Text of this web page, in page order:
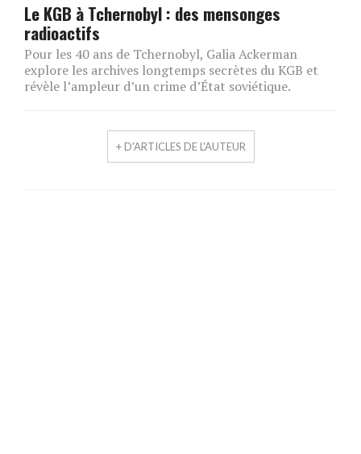
Le KGB à Tchernobyl : des mensonges
radioactifs
Pour les 40 ans de Tchernobyl, Galia Ackerman
explore les archives longtemps secrètes du KGB et
révèle l’ampleur d’un crime d’État soviétique.
+ D'ARTICLES DE L'AUTEUR